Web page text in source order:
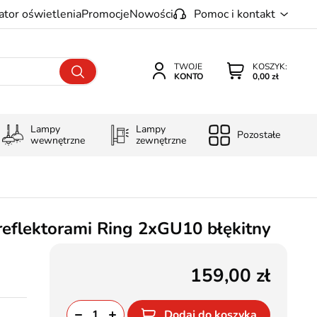
oświetleniaPromocjeNowości Pomoc i kontakt
KOSZYK:
0,00 zł
TWOJE
KONTO
Lampy
wewnętrzne
Lampy
zewnętrzne
Pozostałe
Ring 2xGU10 błękitny
159,00